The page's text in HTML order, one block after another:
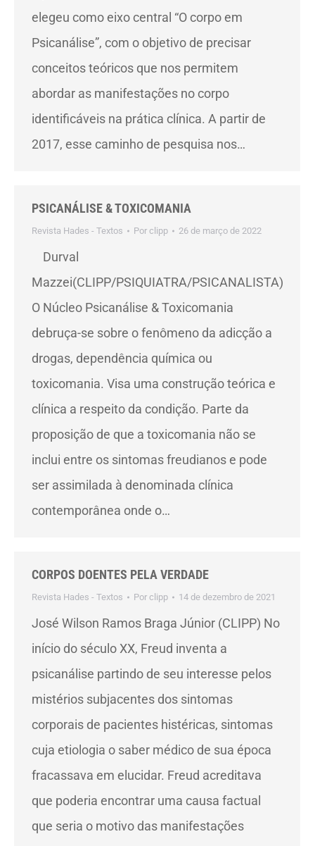
elegeu como eixo central “O corpo em
Psicanálise”, com o objetivo de precisar
conceitos teóricos que nos permitem
abordar as manifestações no corpo
identificáveis na prática clínica. A partir de
2017, esse caminho de pesquisa nos…
PSICANÁLISE & TOXICOMANIA
Revista Hades - Textos Por clipp 26 de março de 2022
Durval
Mazzei(CLIPP/PSIQUIATRA/PSICANALISTA)
O Núcleo Psicanálise & Toxicomania
debruça-se sobre o fenômeno da adicção a
drogas, dependência química ou
toxicomania. Visa uma construção teórica e
clínica a respeito da condição. Parte da
proposição de que a toxicomania não se
inclui entre os sintomas freudianos e pode
ser assimilada à denominada clínica
contemporânea onde o…
CORPOS DOENTES PELA VERDADE
Revista Hades - Textos Por clipp 14 de dezembro de 2021
José Wilson Ramos Braga Júnior (CLIPP) No
início do século XX, Freud inventa a
psicanálise partindo de seu interesse pelos
mistérios subjacentes dos sintomas
corporais de pacientes histéricas, sintomas
cuja etiologia o saber médico de sua época
fracassava em elucidar. Freud acreditava
que poderia encontrar uma causa factual
que seria o motivo das manifestações